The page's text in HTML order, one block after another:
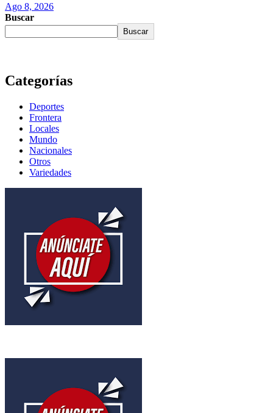
Ago 8, 2026
Buscar
Buscar
Categorías
Deportes
Frontera
Locales
Mundo
Nacionales
Otros
Variedades